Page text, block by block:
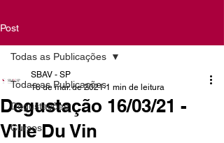
Post
Todas as Publicações
Degustações
Cursos
Todas as Publicações
Degustação 16/03/21 -
Ville Du Vin
SBAV - SP
18 de mar. de 2021 1 min de leitura